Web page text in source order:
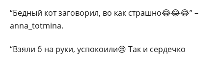
“Бедный кот заговорил, во как страшно😂😂😂” –
anna_totmina.
“Взяли б на руки, успокоили😢 Так и сердечко